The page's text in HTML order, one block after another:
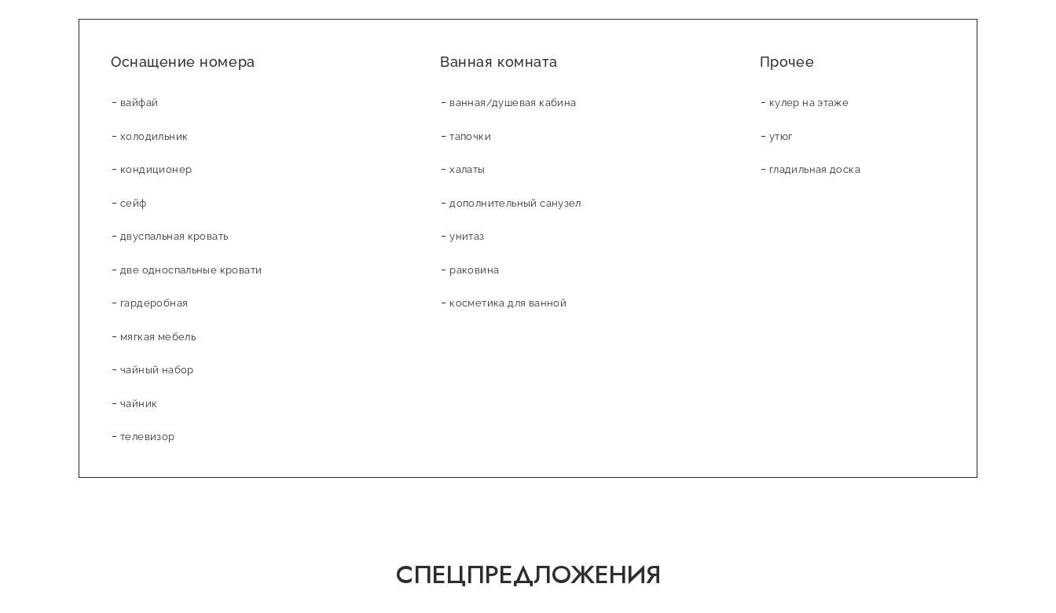
Оснащение номера
вайфай
холодильник
кондиционер
сейф
двуспальная кровать
две односпальные кровати
гардеробная
мягкая мебель
чайный набор
чайник
телевизор
Ванная комната
ванная/душевая кабина
тапочки
халаты
дополнительный санузел
унитаз
раковина
косметика для ванной
Прочее
кулер на этаже
утюг
гладильная доска
СПЕЦПРЕДЛОЖЕНИЯ